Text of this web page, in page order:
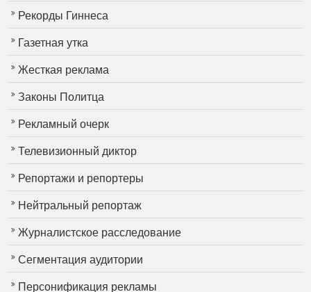
Рекорды Гиннеса
Газетная утка
Жесткая реклама
Законы Политца
Рекламный очерк
Телевизионный диктор
Репортажи и репортеры
Нейтральный репортаж
Журналистское расследование
Сегментация аудитории
Персонификация рекламы